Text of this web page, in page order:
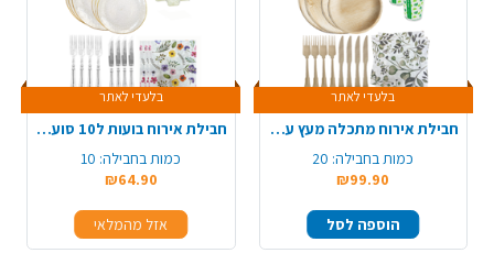
בלעדי לאתר
חבילת אירוח מתכלה מעץ עגול ל-20 סועדים
כמות בחבילה: 20
₪99.90
הוספה לסל
בלעדי לאתר
חבילת אירוח בועות ל10 סועדים - ניצוצות זהב
כמות בחבילה: 10
₪64.90
אזל מהמלאי